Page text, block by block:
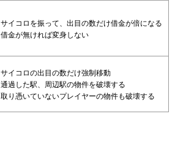
サイコロを振って、出目の数だけ借金が倍になる
借金が無ければ変身しない
サイコロの出目の数だけ強制移動
通過した駅、周辺駅の物件を破壊する
取り憑いていないプレイヤーの物件も破壊する